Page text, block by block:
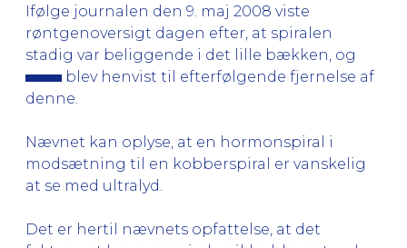
Ifølge journalen den 9. maj 2008 viste
røntgenoversigt dagen efter, at spiralen
stadig var beliggende i det lille bækken, og
blev henvist til efterfølgende fjernelse af
denne.
Nævnet kan oplyse, at en hormonspiral i
modsætning til en kobberspiral er vanskelig
at se med ultralyd.
Det er hertil nævnets opfattelse, at det